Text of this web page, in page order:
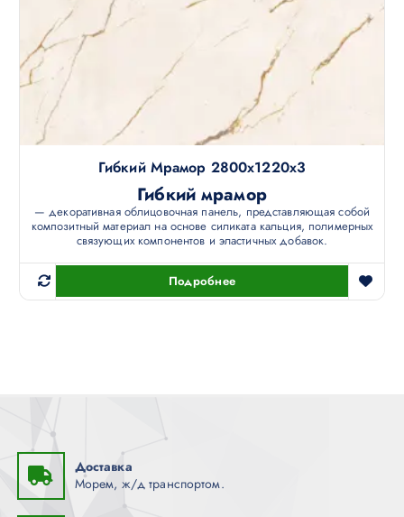
Гибкий Мрамор 2800х1220х3
Гибкий мрамор
— декоративная облицовочная панель, представляющая собой
композитный материал на основе силиката кальция, полимерных
связующих компонентов и эластичных добавок.
Подробнее
Доставка
Морем, ж/д транспортом.